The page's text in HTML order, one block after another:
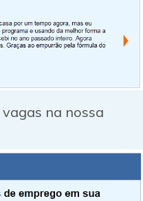
na nossa